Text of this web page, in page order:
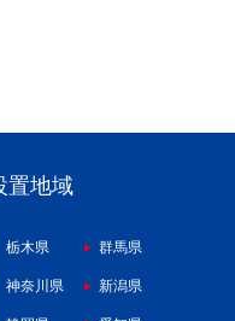
置地域
栃木県 群馬県
神奈川県 新潟県